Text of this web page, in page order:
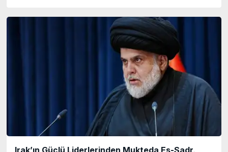
Irak’ın Güçlü Liderlerinden Mukteda Es-Sadr,